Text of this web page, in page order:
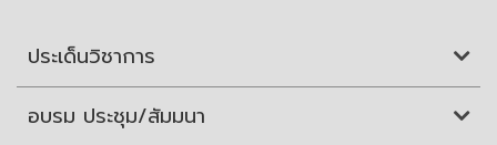
ประเด็นวิชาการ
อบรม ประชุม/สัมมนา